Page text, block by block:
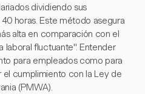
dividiendo sus
horas. Este método asegura
alta en comparación con el
fluctuante". Entender
para empleados como para
el cumplimiento con la Ley de
(PMWA).